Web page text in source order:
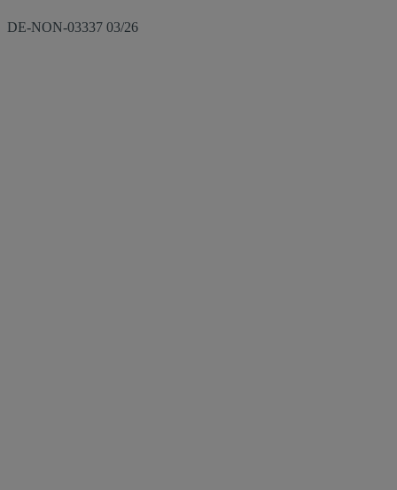
DE-NON-03337 03/26